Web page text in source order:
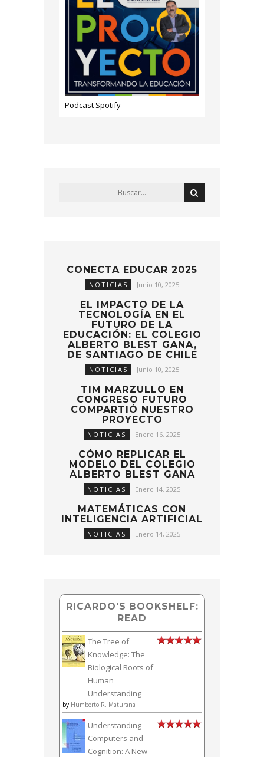
Podcast Spotify
CONECTA EDUCAR 2025
NOTICIAS Junio 10, 2025
EL IMPACTO DE LA
TECNOLOGÍA EN EL
FUTURO DE LA
EDUCACIÓN: EL COLEGIO
ALBERTO BLEST GANA,
DE SANTIAGO DE CHILE
NOTICIAS Junio 10, 2025
TIM MARZULLO EN
CONGRESO FUTURO
COMPARTIÓ NUESTRO
PROYECTO
NOTICIAS Enero 16, 2025
CÓMO REPLICAR EL
MODELO DEL COLEGIO
ALBERTO BLEST GANA
NOTICIAS Enero 14, 2025
MATEMÁTICAS CON
INTELIGENCIA ARTIFICIAL
NOTICIAS Enero 14, 2025
RICARDO'S BOOKSHELF:
READ
The Tree of
Knowledge: The
Biological Roots of
Human
Understanding
by Humberto R. Maturana
Understanding
Computers and
Cognition: A New